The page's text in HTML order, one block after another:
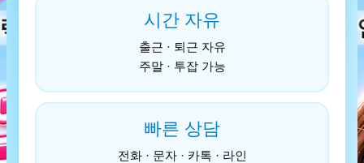
시간 자유
출근 · 퇴근 자유
주말 · 투잡 가능
빠른 상담
전화 · 문자 · 카톡 · 라인